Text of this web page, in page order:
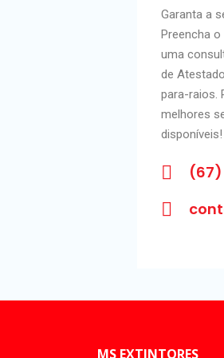
Garanta a
Preencha
uma
de
para-raios.
melhores
disponíveis!
MS EXTINTORES